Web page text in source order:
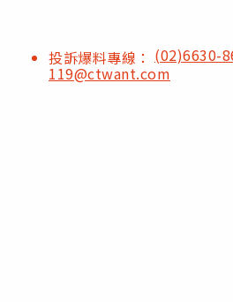
投訴爆料專線： (02)6630-
119@ctwant.com